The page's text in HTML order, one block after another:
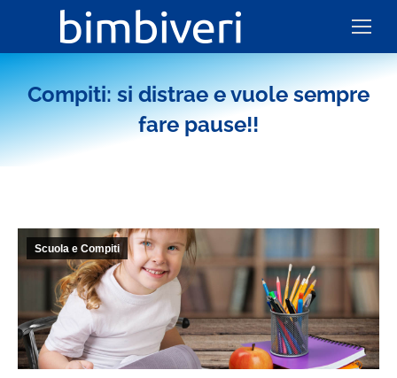
Compiti: si distrae e vuole sempre
fare pause!!
Scuola e Compiti